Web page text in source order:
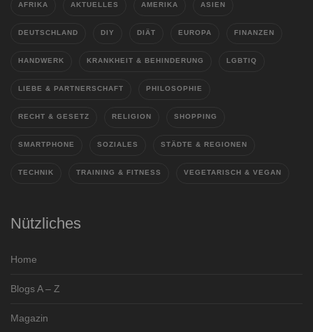
AFRIKA AKTUELLES AMERIKA ASIEN
DEUTSCHLAND DIY DIÄT EUROPA FINANZEN
HANDWERK KRANKHEIT & BEHINDERUNG LGBTIQ
LIEBE & PARTNERSCHAFT PHILOSOPHIE
RECHT & GESETZ RELIGION SHOPPING
SMARTPHONE SOZIALES STÄDTE & REGIONEN
TECHNIK TRAINING & FITNESS VEGETARISCH & VEGAN
Nützliches
Home
Blogs A – Z
Magazin